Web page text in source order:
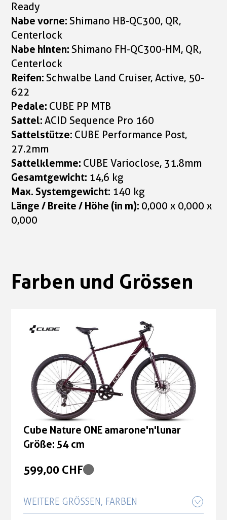
Ready
Nabe vorne:Shimano HB-QC300, QR,
Centerlock
Nabe hinten:Shimano FH-QC300-HM, QR,
Centerlock
Reifen:Schwalbe Land Cruiser, Active, 50-
622
Pedale: CUBE PP MTB
Sattel:ACID Sequence Pro 160
Sattelstütze: CUBE Performance Post,
27.2mm
Sattelklemme: CUBE Varioclose, 31.8mm
Gesamtgewicht: 14,6 kg
Max. Systemgewicht: 140 kg
Länge / Breite / Höhe (in m): 0,000 x 0,000 x
0,000
Farben und Grössen
Cube Nature ONE amarone'n'lunar
Größe: 54 cm
599,00 CHF
WEITERE GRÖSSEN, FARBEN